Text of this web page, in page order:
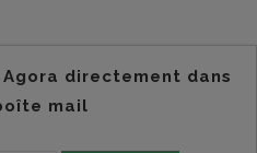
directement dans
mail